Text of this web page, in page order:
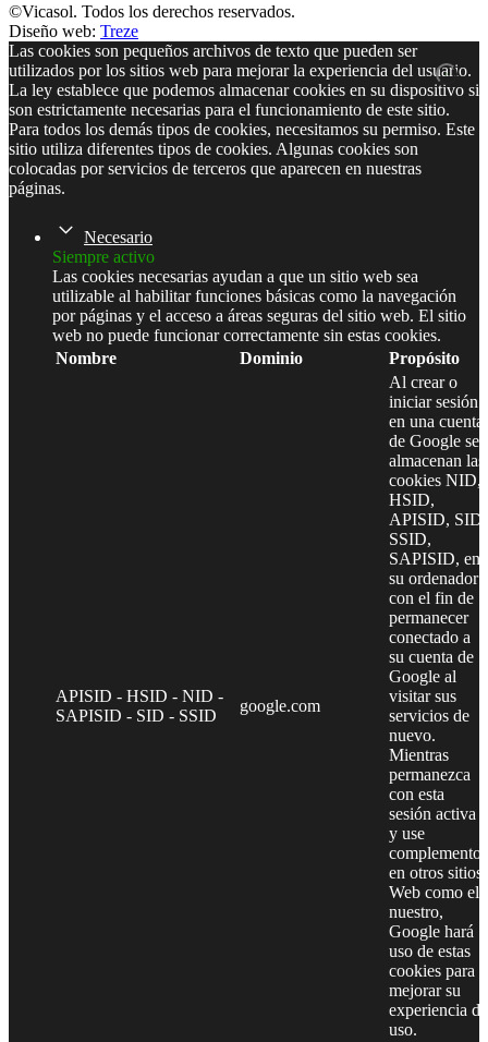
©Vicasol. Todos los derechos reservados.
Diseño web: Treze
Las cookies son pequeños archivos de texto que pueden ser
utilizados por los sitios web para mejorar la experiencia del usuario.
La ley establece que podemos almacenar cookies en su dispositivo si
son estrictamente necesarias para el funcionamiento de este sitio.
Para todos los demás tipos de cookies, necesitamos su permiso. Este
sitio utiliza diferentes tipos de cookies. Algunas cookies son
colocadas por servicios de terceros que aparecen en nuestras
páginas.
Necesario
Siempre activo
Las cookies necesarias ayudan a que un sitio web sea
utilizable al habilitar funciones básicas como la navegación
por páginas y el acceso a áreas seguras del sitio web. El sitio
web no puede funcionar correctamente sin estas cookies.
Nombre
Dominio Propósito
APISID - HSID - NID -
SAPISID - SID - SSID
google.com
Al crear o
iniciar sesión
en una cuenta
de Google se
almacenan las
cookies NID,
HSID,
APISID, SID,
SSID,
SAPISID, en
su ordenador
con el fin de
permanecer
conectado a
su cuenta de
Google al
visitar sus
servicios de
nuevo.
Mientras
permanezca
con esta
sesión activa
y use
complementos
en otros sitios
Web como el
nuestro,
Google hará
uso de estas
cookies para
mejorar su
experiencia de
uso.